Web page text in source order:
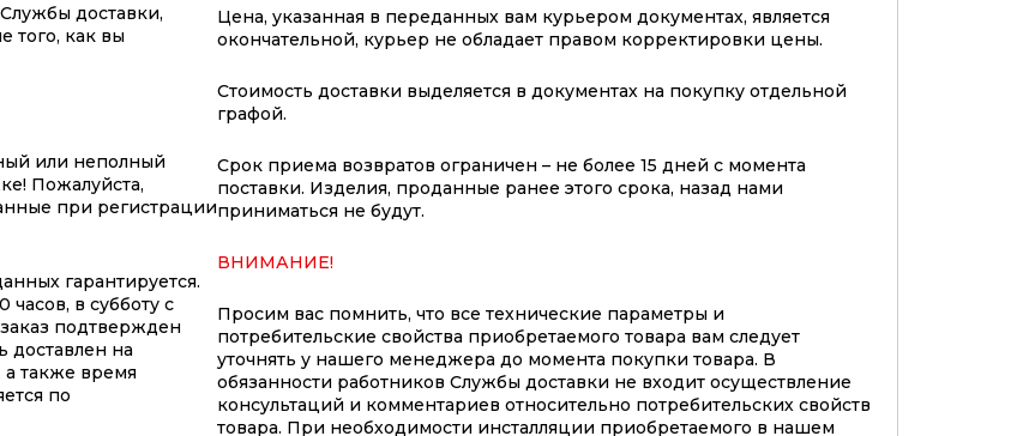
доставки,
того, как вы
или неполный
Пожалуйста,
при регистрации
гарантируется.
в субботу с
подтвержден
на
также время
по
Цена, указанная в переданных вам курьером документах, является
окончательной, курьер не обладает правом корректировки цены.
Стоимость доставки выделяется в документах на покупку отдельной
графой.
Срок приема возвратов ограничен – не более 15 дней с момента
поставки. Изделия, проданные ранее этого срока, назад нами
приниматься не будут.
ВНИМАНИЕ!
Просим вас помнить, что все технические параметры и
потребительские свойства приобретаемого товара вам следует
уточнять у нашего менеджера до момента покупки товара. В
обязанности работников Службы доставки не входит осуществление
консультаций и комментариев относительно потребительских свойств
товара. При необходимости инсталляции приобретаемого в нашем